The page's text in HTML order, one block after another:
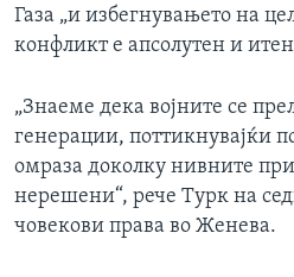
Газа „и избегнувањето на
конфликт е апсолутен и
„Знаеме дека војните се
генерации, поттикнувајќи
омраза доколку нивните
нерешени“, рече Турк на
човекови права во Женева.